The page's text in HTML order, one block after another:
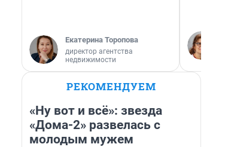
Екатерина Торопова
директор агентства
недвижимости
РЕКОМЕНДУЕМ
«Ну вот и всё»: звезда
«Дома-2» развелась с
молодым мужем